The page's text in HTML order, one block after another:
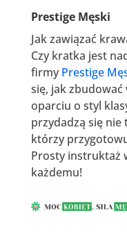
Prestige Męski
Jak zawiązać
Czy kratka jest
firmy Prestige
się, jak
oparciu o styl
przydadzą się nie
którzy
Prosty instruktaż
każdemu!